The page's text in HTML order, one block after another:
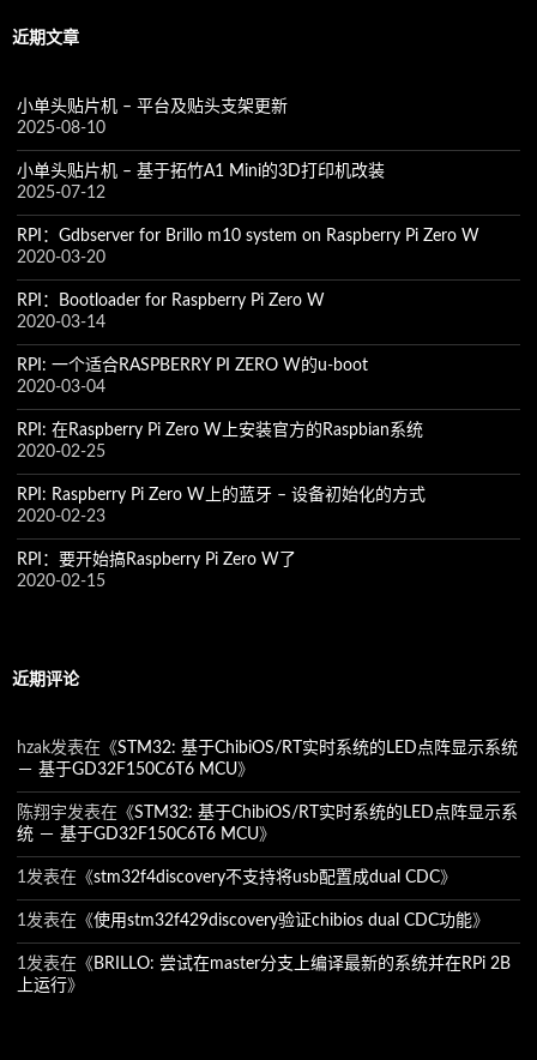
航
近期文章
小单头贴片机 – 平台及贴头支架更新
2025-08-10
小单头贴片机 – 基于拓竹A1 Mini的3D打印机改装
2025-07-12
RPI：Gdbserver for Brillo m10 system on Raspberry Pi Zero W
2020-03-20
RPI：Bootloader for Raspberry Pi Zero W
2020-03-14
RPI: 一个适合RASPBERRY PI ZERO W的u-boot
2020-03-04
RPI: 在Raspberry Pi Zero W上安装官方的Raspbian系统
2020-02-25
RPI: Raspberry Pi Zero W上的蓝牙 – 设备初始化的方式
2020-02-23
RPI：要开始搞Raspberry Pi Zero W了
2020-02-15
近期评论
hzak发表在《STM32: 基于ChibiOS/RT实时系统的LED点阵显示系统
－ 基于GD32F150C6T6 MCU》
陈翔宇发表在《STM32: 基于ChibiOS/RT实时系统的LED点阵显示系
统 － 基于GD32F150C6T6 MCU》
1发表在《stm32f4discovery不支持将usb配置成dual CDC》
1发表在《使用stm32f429discovery验证chibios dual CDC功能》
1发表在《 BRILLO: 尝试在master分支上编译最新的系统并在RPi 2B
上运行》